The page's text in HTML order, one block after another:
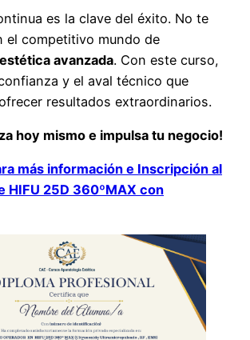
es la clave del éxito. No te
el competitivo mundo de
avanzada. Con este curso,
y el aval técnico que
resultados extraordinarios.
hoy mismo e impulsa tu negocio!
más información e Inscripción al
HIFU 25D 360ºMAX con